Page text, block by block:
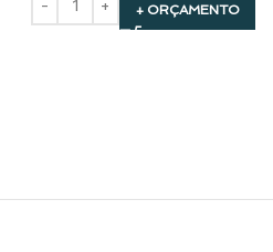
+ ORÇAMENTO